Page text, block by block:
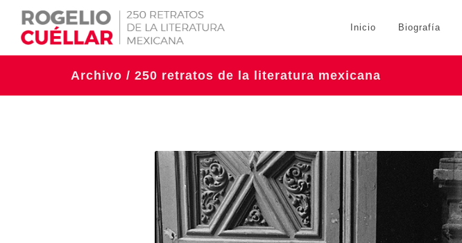
Inicio Biografía
Archivo / 250 retratos de la literatura mexicana